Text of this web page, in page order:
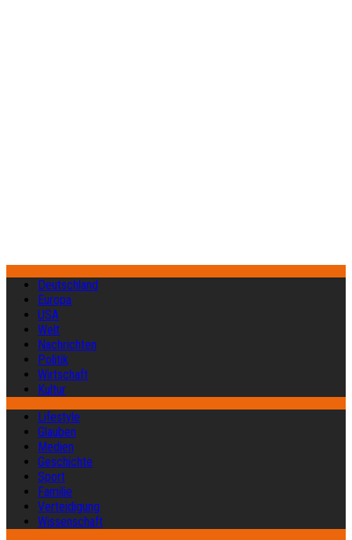
Deutschland
Europa
USA
Welt
Nachrichten
Politik
Wirtschaft
Kultur
Lifestyle
Glauben
Medien
Geschichte
Sport
Familie
Verteidigung
Wissenschaft